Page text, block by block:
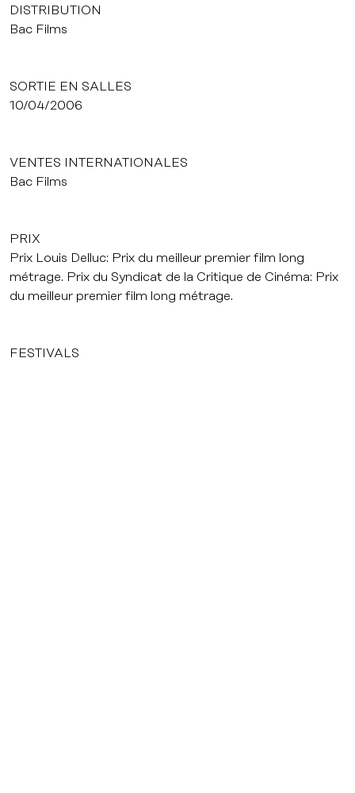
DISTRIBUTION
Bac Films
SORTIE EN SALLES
10/04/2006
VENTES INTERNATIONALES
Bac Films
PRIX
Prix Louis Delluc: Prix du meilleur premier film long
métrage. Prix du Syndicat de la Critique de Cinéma: Prix
du meilleur premier film long métrage.
FESTIVALS